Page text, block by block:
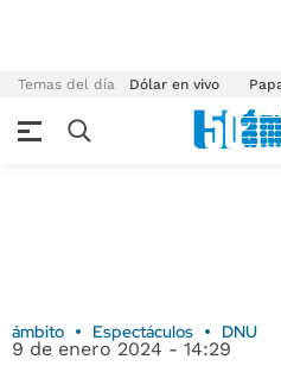
Temas del día Dólar en vivo
ámbito Espectáculos DNU
9 de enero 2024 - 14:29